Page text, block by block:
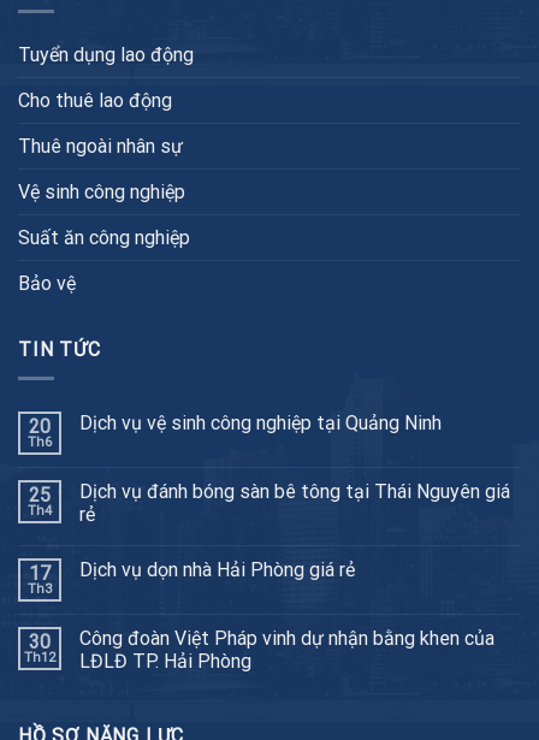
Tuyển dụng lao động
Cho thuê lao động
Thuê ngoài nhân sự
Vệ sinh công nghiệp
Suất ăn công nghiệp
Bảo vệ
TIN TỨC
20
Th6
Dịch vụ vệ sinh công nghiệp tại Quảng Ninh
25
Th4
Dịch vụ đánh bóng sàn bê tông tại Thái Nguyên giá
rẻ
17
Th3
Dịch vụ dọn nhà Hải Phòng giá rẻ
30
Th12
Công đoàn Việt Pháp vinh dự nhận bằng khen của
LĐLĐ TP. Hải Phòng